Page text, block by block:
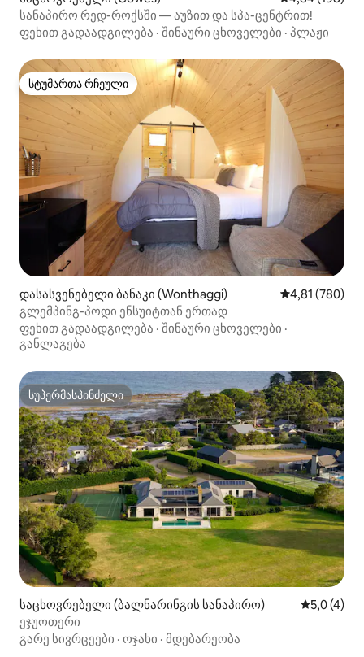
სანაპირო რედ-როქსში — აუზით და სპა-ცენტრით!
ფეხით გადაადგილება · შინაური ცხოველები · პლაჟი
სტუმართა რჩეული
სტუმართა რჩეული
დასასვენებელი ბანაკი (Wonthaggi) საშუალო
4,81 (780)
გლემპინგ-პოდი ენსუიტთან ერთად
ფეხით გადაადგილება · შინაური ცხოველები ·
განლაგება
სუპერმასპინძელი
სუპერმასპინძელი
საცხოვრებელი (ბალნარინგის სანაპირო) საშუალო
5,0 (4)
ეჯუოთერი
გარე სივრცეები · ოჯახი · მდებარეობა